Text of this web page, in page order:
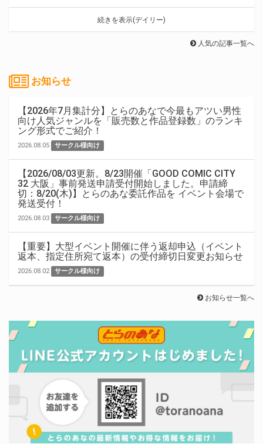
続きを表示(デイリー)
人気の記事一覧へ
お知らせ
【2026年7月集計分】とらのあなで今最もアツい男性
向け人気ジャンルを「販売数と作品登録数」のランキ
ング形式でご紹介！
2026.08.05 サークル様向け
【2026/08/03更新。8/23開催「GOOD COMIC CITY
32 大阪」事前発送申請受付開始しました。申請締
切：8/20(木)】とらのあな委託作品を イベント会場で
発送受付！
2026.08.03 サークル様向け
【重要】大型イベント開催に伴う返却申込（イベント
返本、指定住所宛て返本）の受付締切日変更お知らせ
2026.08.02 サークル様向け
お知らせ一覧へ